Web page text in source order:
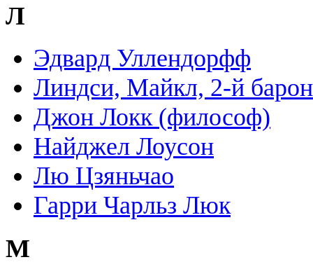
Л
Эдвард Уллендорфф
Линдси, Майкл, 2-й
Джон Локк (философ)
Найджел Лоусон
Лю Цзяньчао
Гарри Чарльз Люк
М